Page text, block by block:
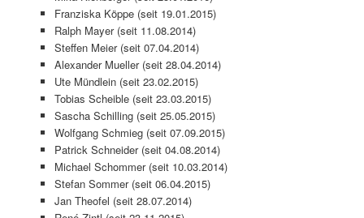
Franziska Köppe (seit 19.01.2015)
Ralph Mayer (seit 11.08.2014)
Steffen Meier (seit 07.04.2014)
Alexander Mueller (seit 28.04.2014)
Ute Mündlein (seit 23.02.2015)
Tobias Scheible (seit 23.03.2015)
Sascha Schilling (seit 25.05.2015)
Wolfgang Schmieg (seit 07.09.2015)
Patrick Schneider (seit 04.08.2014)
Michael Schommer (seit 10.03.2014)
Stefan Sommer (seit 06.04.2015)
Jan Theofel (seit 28.07.2014)